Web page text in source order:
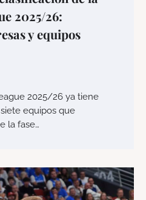
2025/26:
y equipos
2025/26 ya tiene
equipos que
la fase…